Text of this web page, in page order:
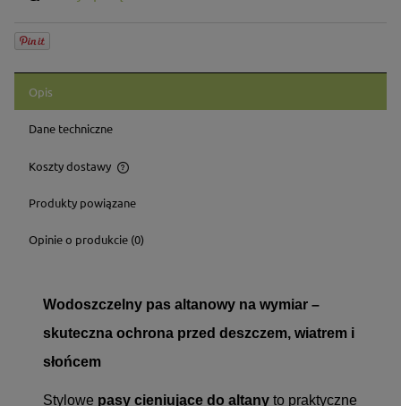
Opis
Dane techniczne
Koszty dostawy
Cena nie zawiera ewentualnych kosztów płatności
Produkty powiązane
Opinie o produkcie (0)
Wodoszczelny pas altanowy na wymiar –
skuteczna ochrona przed deszczem, wiatrem i
słońcem
Stylowe pasy cieniujące do altany to praktyczne